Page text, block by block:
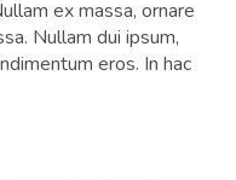
ex massa, ornare
Nullam dui ipsum,
eros. In hac